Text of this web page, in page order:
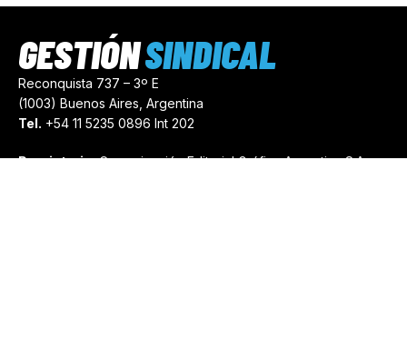
Reconquista 737 – 3º E
(1003) Buenos Aires, Argentina
Tel. +54 11 5235 0896 Int 202
Propietario:Comunicación Editorial Gráfica Argentina S.A.
GESTIÓNSINDICAL